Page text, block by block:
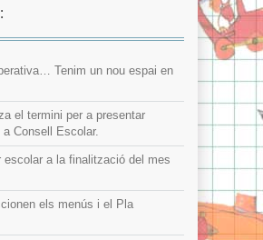
Tenim un nou espai en
el termini per a presentar
Consell Escolar.
escolar a la finalització del mes
els menús i el Pla